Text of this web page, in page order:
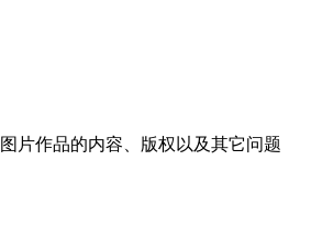
片作品的内容、版权以及其它问题